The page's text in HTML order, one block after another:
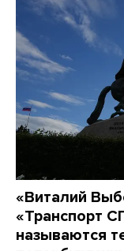
«Виталий
«Транспорт
называются